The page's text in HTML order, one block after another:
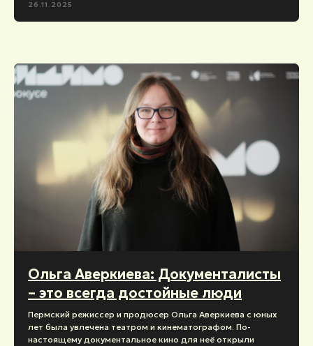
26.11.2025
Ольга Аверкиева: Документалисты
– это всегда достойные люди
Пермский режиссер и продюсер Ольга Аверкиева с юных
лет была увлечена театром и кинематографом. По-
настоящему документальное кино для неё открыли